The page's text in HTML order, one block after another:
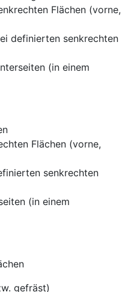
Flächen (vorne,
definierten senkrechten
(in einem
Flächen (vorne,
senkrechten
(in einem
gefräst)